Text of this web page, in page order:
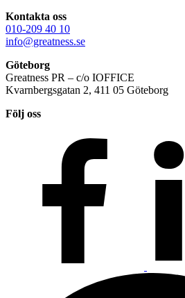
Kontakta oss
010-209 40 10
info@greatness.se
Göteborg
Greatness PR – c/o IOFFICE
Kvarnbergsgatan 2, 411 05 Göteborg
Följ oss